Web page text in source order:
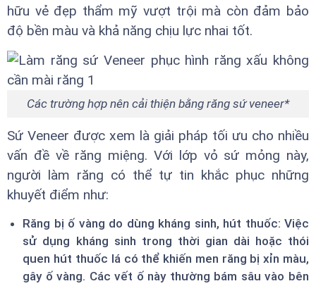
hữu vẻ đẹp thẩm mỹ vượt trội mà còn đảm bảo
độ bền màu và khả năng chịu lực nhai tốt.
Các trường hợp nên cải thiện bằng răng sứ veneer*
Sứ Veneer được xem là giải pháp tối ưu cho nhiều
vấn đề về răng miệng. Với lớp vỏ sứ mỏng này,
người làm răng có thể tự tin khắc phục những
khuyết điểm như:
Răng bị ố vàng do dùng kháng sinh, hút thuốc: Việc
sử dụng kháng sinh trong thời gian dài hoặc thói
quen hút thuốc lá có thể khiến men răng bị xỉn màu,
gây ố vàng. Các vết ố này thường bám sâu vào bên